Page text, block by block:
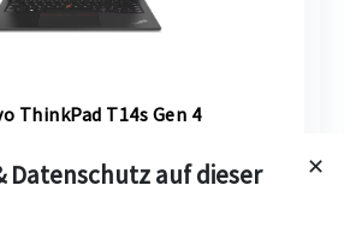
ThinkPad T14s Gen 4
GB SSD, Intel Iris Graphics, 32 GB
Intel® Core™ i7-1370P ..., A-Zustand
✕
Datenschutz auf dieser